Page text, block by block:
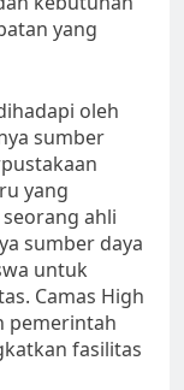
yang
oleh
sumber
yang
ahli
sumber daya
untuk
Camas High
pemerintah
fasilitas